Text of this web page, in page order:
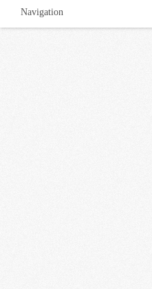
Navigation